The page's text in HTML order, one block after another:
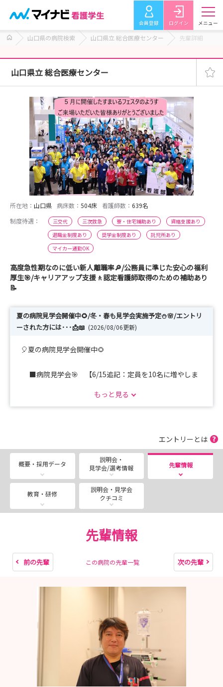
会員登録 ログイン メニュー
山口県の病院検索 山口県立 総合医療センター 先輩詳細
山口県立 総合医療センター
所在地： 山口県 病床数： 504床 看護師数： 639名
制度待遇：
三交代 三次救急 寮・住宅補助あり
資格支援あり
退職金制度あり
奨学金制度あり
託児所あり
マイカー通勤OK
高度急性期なのに低い新人離職率🔎/公務員に準じた安心の福利
厚生🎯/キャリアアップ支援🚶認定看護師取得のための補助あり
📝
夏の病院見学会開催中🌻/冬・春も見学会実施予定⛄🌸/エントリ
ーされた方には･･･📩📖 (2026/08/06更新)
🎈夏の病院見学会開催中🌻
■病院見学会🎯 【6/15追記：定員を10名に増やしま
病院見学と病院の説明をあわせて１時間程度で実施
【第1回】 ８月 ６日（木）13:30～14:30 残席0⃣
【第2回】 ８月 ７日（金）13:30～14:30 残席0⃣
【第3回】 ８月１０日（月）13:30～14:30 残席0⃣
【第4回】 ８月１２日（水）13:30～14:30 残席0⃣
【第5回】 ８月１７日（月）13:30～14:30 残席0⃣
【第6回】 ８月２０日（木）13:30～14:30 残席0⃣
■新人研修見学会🎯
修を見学できます🔎
新人研修を見学できるのはこの機会だけなので、ぜ
ひお越しください‼
８月２５日（火）14:00～17:15 残席0⃣
🎈冬・春も見学会実施予定⛄🌸
現在、夏の病院見学会を実施しています。
冬休みと春休み期間にも実施する予定ですので、夏に参
もっと見る
エントリーとは
概要・採用データ
説明会・
見学会/選考情報
先輩情報
教育・研修
説明会・見学会
クチコミ
先輩情報
前の先輩 この病院の先輩一覧 次の先輩